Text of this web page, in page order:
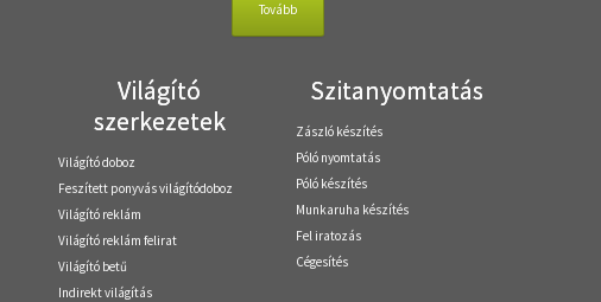
Tovább
Világító
szerkezetek
Világító doboz
Feszített ponyvás világítódoboz
Világító reklám
Világító reklám felirat
Világító betű
Indirekt világítás
Szitanyomtatás
Zászló készítés
Póló nyomtatás
Póló készítés
Munkaruha készítés
Fel iratozás
Cégesítés